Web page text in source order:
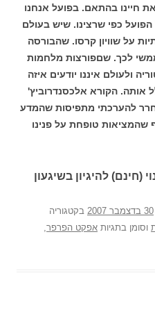
חיינו בהתאם. בפועל אנחנו
הפועל כפי שרצינו. שיש בעולם
על שוויון קרסו. שהבורסה
לכך. שםפורצות מלחמות
ולעולם איננו יודעים איזה
אותה. הקורא אלכסנדרוביץ'
להערכתי מתפיסות שהמדע
שהמציאות טופחת על פנינו
(חינם) להיגיון בשיגעון
30 בדצמבר 2007
בקטגוריה
וסומן בתגיות אפקט הפרפר